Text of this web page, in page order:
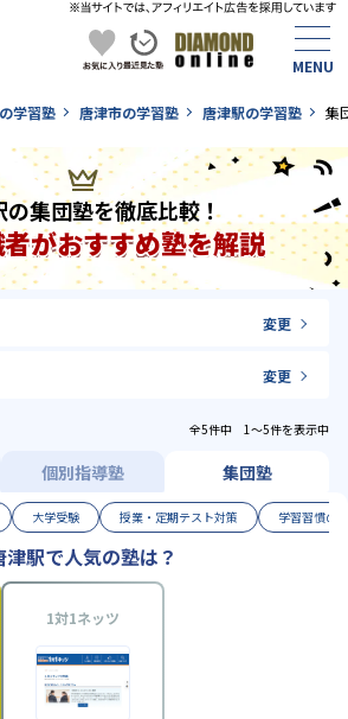
学習塾 唐津市の学習塾 唐津駅の学習塾 集
の集団塾を徹底比較！
がおすすめ塾を解説
変更
変更
全5件中 1〜5件を表示中
個別指導塾 集団塾
大学受験 授業・定期テスト対策 学習習慣の
津駅で人気の塾は？
1対1ネッツ